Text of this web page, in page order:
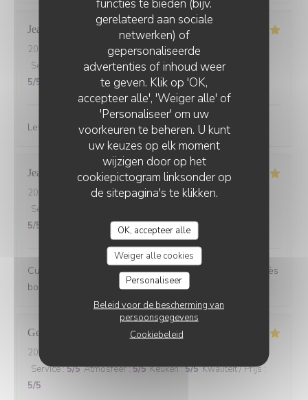
functies te bieden (bijv.
gerelateerd aan sociale
netwerken) of
gepersonaliseerde
advertenties of inhoud weer
te geven. Klik op 'OK,
accepteer alle', 'Weiger alle' of
'Personaliseer' om uw
voorkeuren te beheren. U kunt
uw keuzes op elk moment
wijzigen door op het
cookiepictogram linksonder op
de sitepagina's te klikken.
OK, accepteer alle
Weiger alle cookies
Personaliseer
Beleid voor de bescherming van
persoonsgegevens
Cookiebeleid
Jean marc
2026-07-08
- 20:00 - Gasten 3
Service
Atmosfeer: 5/5 Keuken:5/5 Kwaliteit / Prijs
5/5
Les gambas….excellent 5 étoiles et copieux top
Jean-Pierre S
2026-07-07
- 12:15 - Gasten 3
Service
5/5
Cuisine familiale avec beaucoup de saveurs. Tout est très
bon.....
Gennifer
2026-06-20
Service:5/5 Atmosfeer:5/5 Keuken:5/5 Kwaliteit / Prijs:
5/5
CHEZ ANNE ET GASTON